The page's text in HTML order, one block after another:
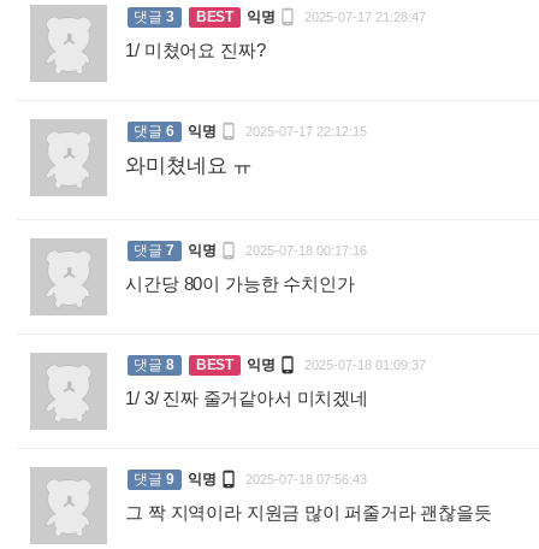
댓글 3 BEST 익명  2025-07-17 21:28:47
1/ 미쳤어요 진짜?
댓글 6 익명  2025-07-17 22:12:15
와미쳤네요 ㅠ
댓글 7 익명  2025-07-18 00:17:16
시간당 80이 가능한 수치인가
댓글 8 BEST 익명  2025-07-18 01:09:37
1/ 3/ 진짜 줄거같아서 미치겠네
댓글 9 익명  2025-07-18 07:56:43
그 짝 지역이라 지원금 많이 퍼줄거라 괜찮을듯